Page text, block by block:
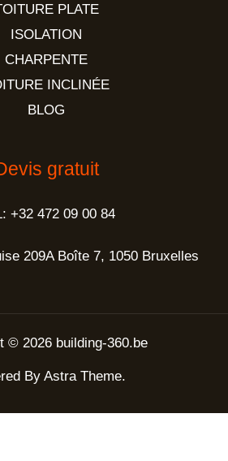
PLATE
ISOLATION
CHARPENTE
INCLINÉE
BLOG
gratuit
+32 472 09 00 84
209A Boîte 7, 1050 Bruxelles
© 2026 building-360.be
By Astra Theme.